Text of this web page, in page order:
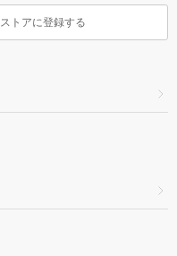
トアに登録する